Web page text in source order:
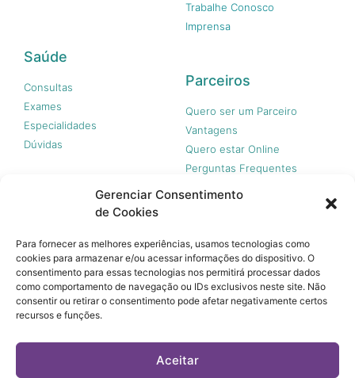
Gerenciar Consentimento
de Cookies
Para fornecer as melhores experiências, usamos tecnologias como
cookies para armazenar e/ou acessar informações do dispositivo. O
consentimento para essas tecnologias nos permitirá processar dados
como comportamento de navegação ou IDs exclusivos neste site. Não
consentir ou retirar o consentimento pode afetar negativamente certos
recursos e funções.
Aceitar
Trabalhe Conosco
Imprensa
Saúde
Consultas
Exames
Especialidades
Dúvidas
Parceiros
Quero ser um Parceiro
Vantagens
Quero estar Online
Perguntas Frequentes
A 365 Acesso não é plano de saúde e não garante a
cobertura financeira de riscos e de custos assistenciais à